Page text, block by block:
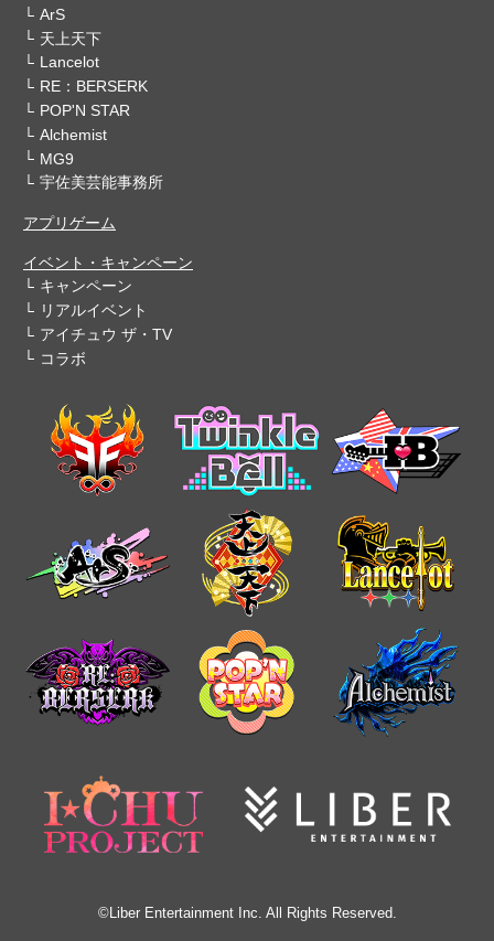
ArS
天上天下
Lancelot
RE：BERSERK
POP'N STAR
Alchemist
MG9
宇佐美芸能事務所
アプリゲーム
イベント・キャンペーン
キャンペーン
リアルイベント
アイチュウ ザ・TV
コラボ
©Liber Entertainment Inc. All Rights Reserved.